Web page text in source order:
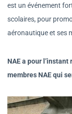
est un événement
scolaires, pour
aéronautique et ses
NAE a pour
membres NAE qui